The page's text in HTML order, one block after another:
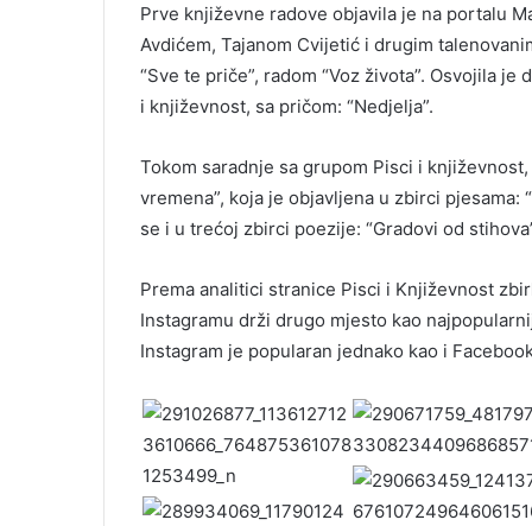
Prve književne radove objavila je na portalu
Avdićem, Tajanom Cvijetić i drugim
“Sve te priče”, radom “Voz života”. Osvojila
i književnost, sa pričom: “Nedjelja”.
Tokom saradnje sa grupom Pisci i
vremena”, koja je objavljena u zbirci pjesama:
se i u trećoj zbirci poezije: “Gradovi od
Prema analitici stranice Pisci i Književnost
Instagramu drži drugo mjesto kao
Instagram je popularan jednako kao i